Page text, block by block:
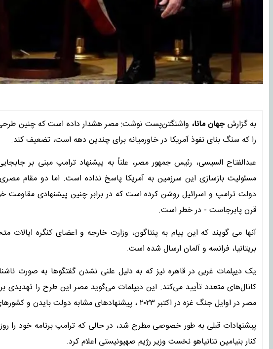
به گزارشجهان مانا، واشنگتن‌پست نوشت: مصر هشدار داده است که چنین طرحی
را که سنگ بنای نفوذ آمریکا در خاورمیانه برای چندین دهه است، تضعیف کند.
مسئولیت بازسازی این سرزمین به آمریکا پاسخ نداده است. اما دو مقام
دولت ترامپ و اسرائیل روشن کرده است که در برابر چنین پیشنهادی مقاومت
قرن پابرجاست - در خطر است.
آنها می گویند که این پیام به پنتاگون، وزارت خارجه و اعضای کنگره ایالات
بریتانیا، فرانسه و آلمان ارسال شده است.
یک دیپلمات غربی در قاهره نیز که به دلیل علنی نشدن گفتگوها به صورت
کانال‌های متعدد تأیید می‌کند. این دیپلمات می‌گوید مصر این طرح را تهدیدی
مصر در اوایل جنگ غزه در اکتبر ۲۰۲۳ ، پیشنهادهای مشابه دولت بایدن و کشورهای اروپایی را رد کرد.
پیشنهادات قبلی به طور خصوصی مطرح شد، در حالی که ترامپ برنامه خود را
کنار بنیامین نتانیاهو نخست وزیر رژیم صهیونیستی اعلام کرد.